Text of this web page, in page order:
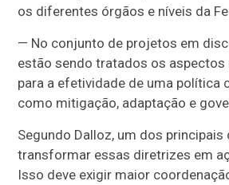
os diferentes órgãos e níveis da
— No conjunto de projetos em
estão sendo tratados os aspectos
para a efetividade de uma política
como mitigação, adaptação e
Segundo Dalloz, um dos principais
transformar essas diretrizes em
Isso deve exigir maior